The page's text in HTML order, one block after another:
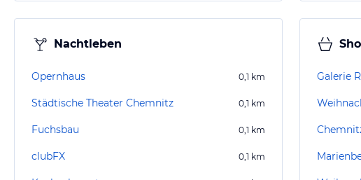
Nachtleben
Opernhaus 0,1 km
Städtische Theater Chemnitz 0,1 km
Fuchsbau 0,1 km
clubFX 0,1 km
Galerie